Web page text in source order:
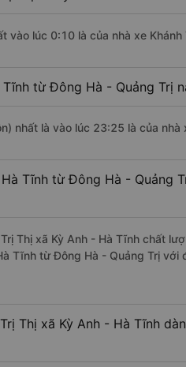
vào lúc 0:10 là của nhà xe Khánh
từ Đông Hà - Quảng Trị
nhất là vào lúc 23:25 là của nhà
Tĩnh từ Đông Hà - Quảng
Thị xã Kỳ Anh - Hà Tĩnh chất
Tĩnh từ Đông Hà - Quảng Trị
Thị xã Kỳ Anh - Hà Tĩnh